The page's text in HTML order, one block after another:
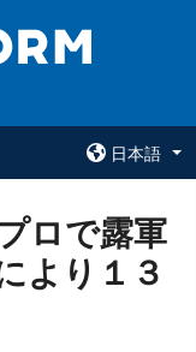
日本語
ルインフォ
ロで露軍
より１３